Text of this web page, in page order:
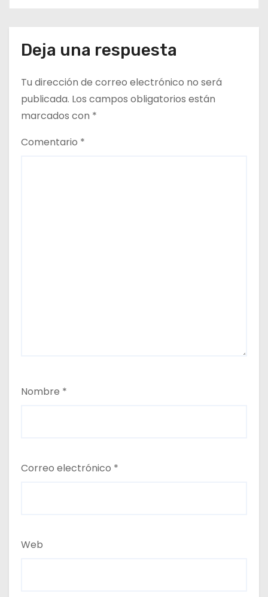
Deja una respuesta
Tu dirección de correo electrónico no será
publicada. Los campos obligatorios están
marcados con *
Comentario *
Nombre *
Correo electrónico *
Web